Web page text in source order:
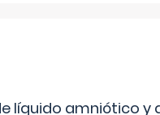
líquido amniótico y